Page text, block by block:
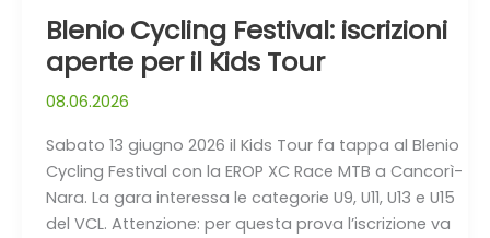
Blenio Cycling Festival: iscrizioni
aperte per il Kids Tour
08.06.2026
Sabato 13 giugno 2026 il Kids Tour fa tappa al Blenio
Cycling Festival con la EROP XC Race MTB a Cancorì-
Nara. La gara interessa le categorie U9, U11, U13 e U15
del VCL. Attenzione: per questa prova l’iscrizione va